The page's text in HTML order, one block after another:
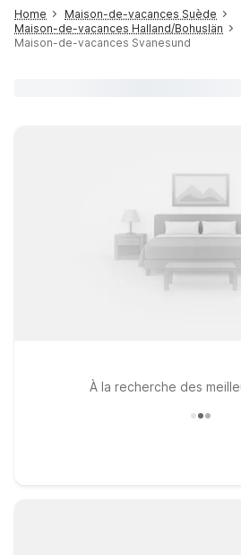
Home
Maison-de-vacances Suède
Maison-de-vacances Halland/Bohuslän
Maison-de-vacances Svanesund
À la recherche des